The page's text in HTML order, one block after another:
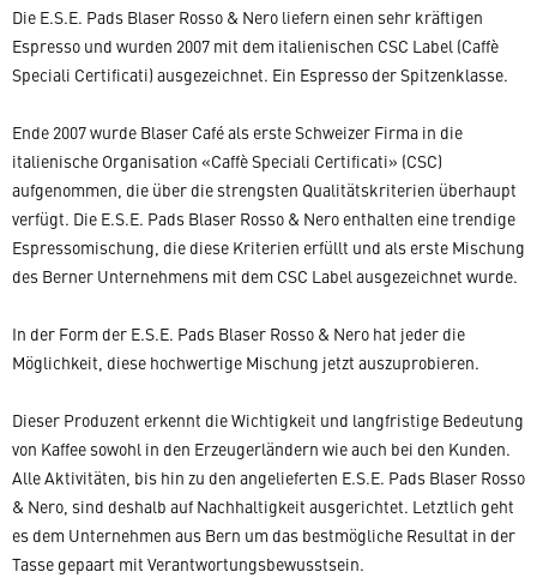
Die E.S.E. Pads Blaser Rosso & Nero liefern einen sehr kräftigen
Espresso und wurden 2007 mit dem italienischen CSC Label (Caffè
Speciali Certificati) ausgezeichnet. Ein Espresso der Spitzenklasse.
Ende 2007 wurde Blaser Café als erste Schweizer Firma in die
italienische Organisation «Caffè Speciali Certificati» (CSC)
aufgenommen, die über die strengsten Qualitätskriterien überhaupt
verfügt. Die E.S.E. Pads Blaser Rosso & Nero enthalten eine trendige
Espressomischung, die diese Kriterien erfüllt und als erste Mischung
des Berner Unternehmens mit dem CSC Label ausgezeichnet wurde.
In der Form der E.S.E. Pads Blaser Rosso & Nero hat jeder die
Möglichkeit, diese hochwertige Mischung jetzt auszuprobieren.
Dieser Produzent erkennt die Wichtigkeit und langfristige Bedeutung
von Kaffee sowohl in den Erzeugerländern wie auch bei den Kunden.
Alle Aktivitäten, bis hin zu den angelieferten E.S.E. Pads Blaser Rosso
& Nero, sind deshalb auf Nachhaltigkeit ausgerichtet. Letztlich geht
es dem Unternehmen aus Bern um das bestmögliche Resultat in der
Tasse gepaart mit Verantwortungsbewusstsein.